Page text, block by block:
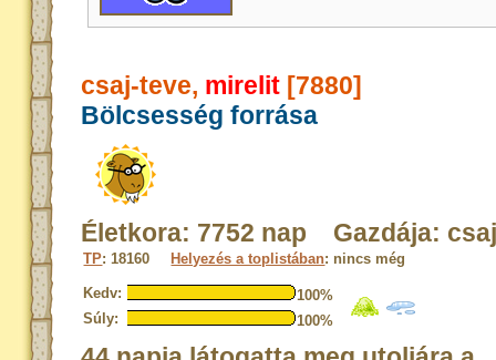
csaj-teve, mirelit [7880]
Bölcsesség forrása
Életkora: 7752 nap Gazdája:
TP: 18160 Helyezés a toplistában: nincs még
Kedv:
100%
Súly:
100%